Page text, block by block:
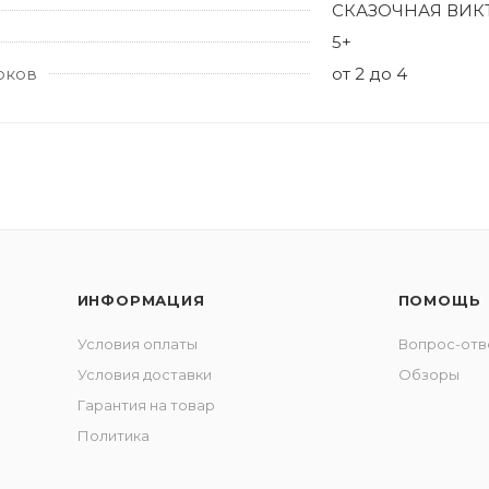
СКАЗОЧНАЯ
5+
от 2 до 4
ИНФОРМАЦИЯ
Условия оплаты
Условия доставки
Гарантия на товар
Политика
ПОМОЩЬ
Вопрос-
Обзоры